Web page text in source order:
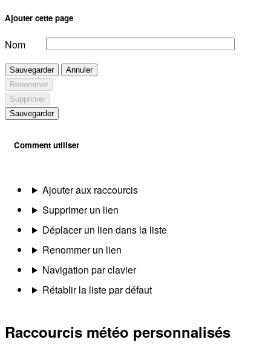
Ajouter cette page
Nom
Sauvegarder
Annuler
Renommer
Supprimer
Sauvegarder
Comment utiliser
Ajouter aux raccourcis
Supprimer un lien
Déplacer un lien dans la liste
Renommer un lien
Navigation par clavier
Rétablir la liste par défaut
Raccourcis météo personnalisés